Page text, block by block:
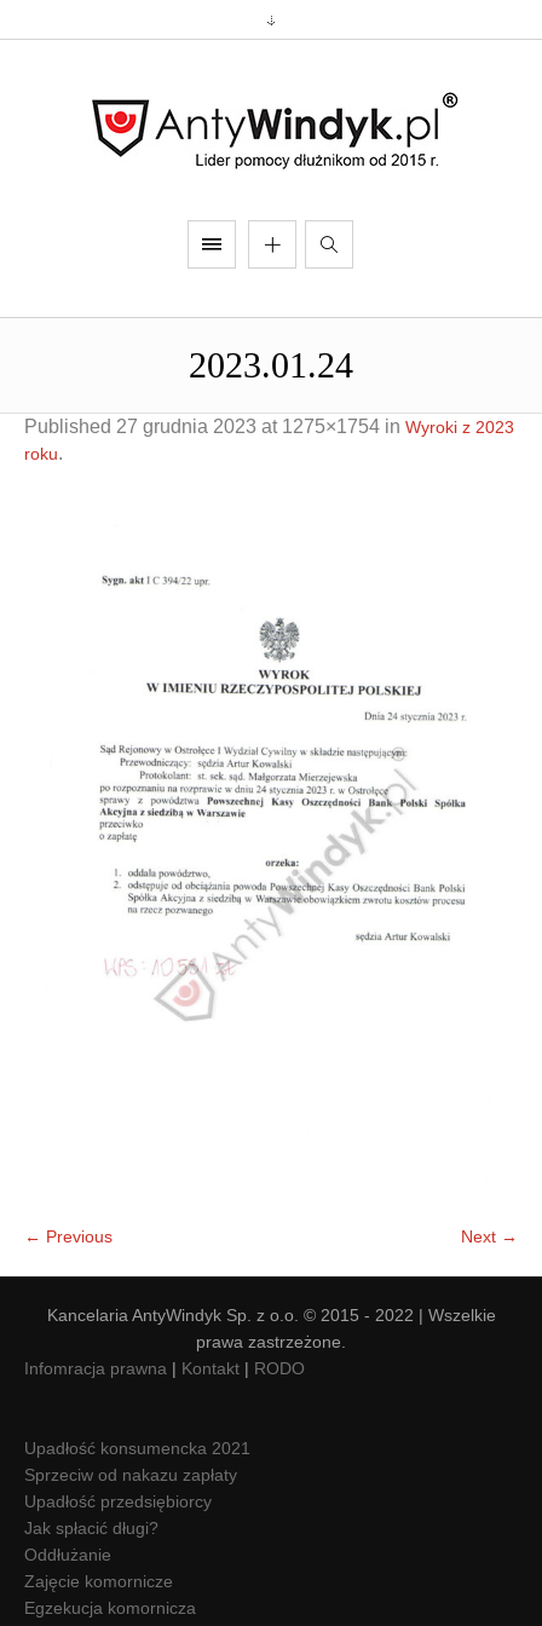
Doradztwo & konsulting Doradztwo & konsulting
2023.01.24
Published 27 grudnia 2023 at 1275×1754 in Wyroki z 2023
roku.
← Previous Next →
Kancelaria AntyWindyk Sp. z o.o. © 2015 - 2022 | Wszelkie
prawa zastrzeżone.
Infomracja prawna | Kontakt | RODO
Upadłość konsumencka 2021
Sprzeciw od nakazu zapłaty
Upadłość przedsiębiorcy
Jak spłacić długi?
Oddłużanie
Zajęcie komornicze
Egzekucja komornicza